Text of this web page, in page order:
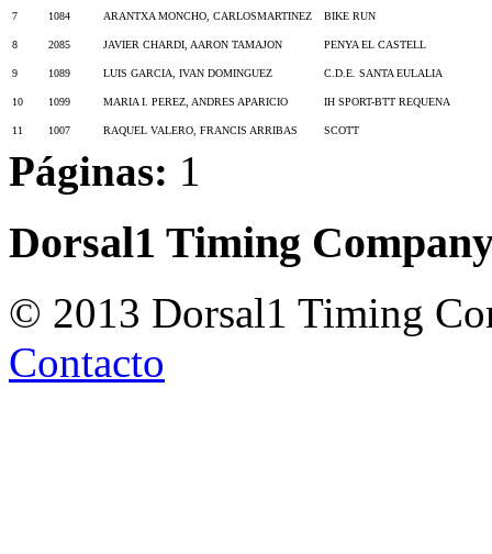
7 1084 ARANTXA MONCHO, CARLOSMARTINEZ BIKE RUN
8 2085 JAVIER CHARDI, AARON TAMAJON PENYA EL CASTELL
9 1089 LUIS GARCIA, IVAN DOMINGUEZ C.D.E. SANTA EULALIA
10 1099 MARIA I. PEREZ, ANDRES APARICIO IH SPORT-BTT REQUENA
11 1007 RAQUEL VALERO, FRANCIS ARRIBAS SCOTT
Páginas: 1
Dorsal1 Timing
© 2013 Dorsal1 Timing
Contacto